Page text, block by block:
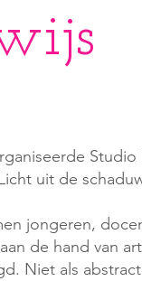
uit de
jongeren,
de hand van
Niet als